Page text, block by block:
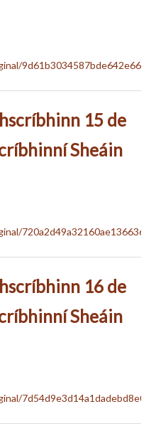
15 de
Sheáin
16 de
Sheáin